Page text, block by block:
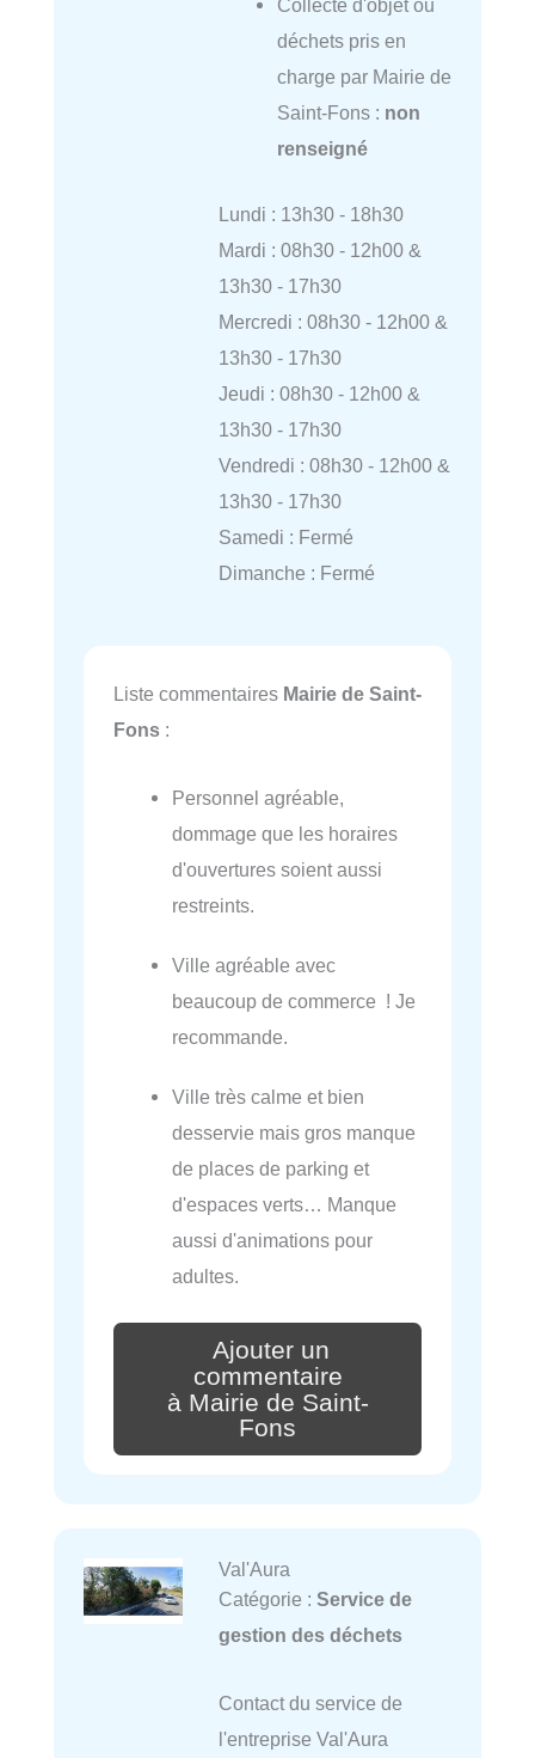
Collecte d'objet ou
déchets pris en
charge par Mairie de
Saint-Fons : non
renseigné
Lundi : 13h30 - 18h30
Mardi : 08h30 - 12h00 &
13h30 - 17h30
Mercredi : 08h30 - 12h00 &
13h30 - 17h30
Jeudi : 08h30 - 12h00 &
13h30 - 17h30
Vendredi : 08h30 - 12h00 &
13h30 - 17h30
Samedi : Fermé
Dimanche : Fermé
Liste commentaires Mairie de Saint-
Fons :
Personnel agréable,
dommage que les horaires
d'ouvertures soient aussi
restreints.
Ville agréable avec
beaucoup de commerce ! Je
recommande.
Ville très calme et bien
desservie mais gros manque
de places de parking et
d'espaces verts… Manque
aussi d'animations pour
adultes.
Ajouter un
commentaire
à Mairie de Saint-
Fons
Val'Aura
Catégorie : Service de
gestion des déchets
Contact du service de
l'entreprise Val'Aura